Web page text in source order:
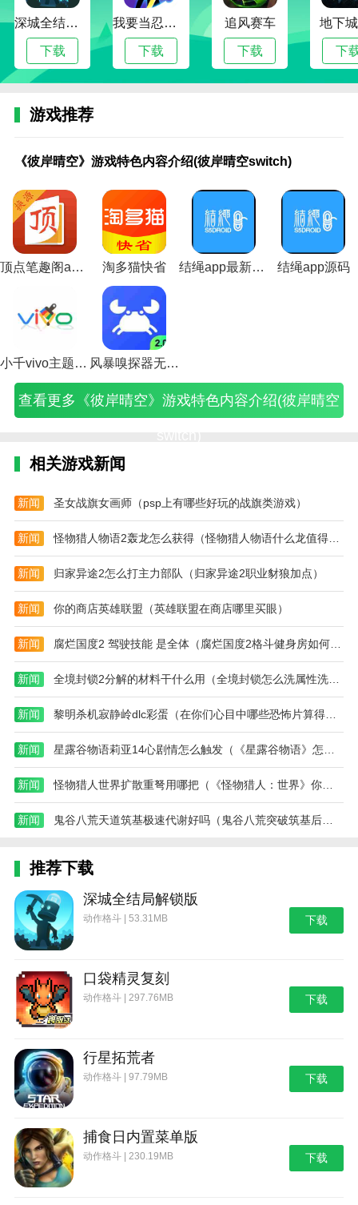
方便查看。
2.每天计算步数，可以实现每天计算步数的交互，这样
可以更好的记录每个人行走所需的时间。
3.好友排名显示了我和好友每天的行走位置。我们一起
来看看行走的结果。
1.计算卡路里，运动距离换算成卡路里，这样大家就可
2.闹钟提醒，每天无论是睡觉还是喝水，都可以通过闹
钟定时收到提醒。
3.在晴空计步APP中，为了了解平均计算和具体步骤，
4.运动小贴士。推荐很多可以在运动中保护身体健康的
小技巧。
深城全结局解锁版
下载
我要当忍者无限金币版
下载
追风赛车
下载
地下
下
游戏推荐
介绍(彼岸晴空switch)
解析图片(彼岸晴空switch)
《彼岸晴空》游戏特色内容介绍(彼岸晴空switch)
顶点笔趣阁app下载红色 淘多猫快省 结绳app最新版本 结绳app源码
小千vivo主题助手内测版下载 风暴嗅探器无敌版
查看更多《彼岸晴空》游戏特色内容介绍(彼岸晴空
相关游戏新闻
新闻 圣女战旗女画师（psp上有哪些好玩的战旗类游戏）
新闻 怪物猎人物语2轰龙怎么获得（怪物猎人物语什么龙值得培养）
新闻 归家异途2怎么打主力部队（归家异途2职业豺狼加点）
新闻 你的商店英雄联盟（英雄联盟在商店哪里买眼）
新闻 腐烂国度2 驾驶技能 是全体（腐烂国度2格斗健身房如何建设）
新闻 全境封锁2分解的材料干什么用（全境封锁怎么洗属性洗装备方法攻略）
新闻 黎明杀机寂静岭dlc彩蛋（在你们心目中哪些恐怖片算得上是真正的恐怖片）
新闻
新闻 怪物猎人世界扩散重弩用哪把（《怪物猎人：世界》你觉得哪个武器玩起来能轻松一点）
新闻 鬼谷八荒天道筑基极速代谢好吗（鬼谷八荒突破筑基后怎么变强）
推荐下载
深城全结局解锁版
动作格斗 | 53.31MB 下载
口袋精灵复刻
动作格斗 | 297.76MB 下载
行星拓荒者
动作格斗 | 97.79MB 下载
捕食日内置菜单版
动作格斗 | 230.19MB 下载